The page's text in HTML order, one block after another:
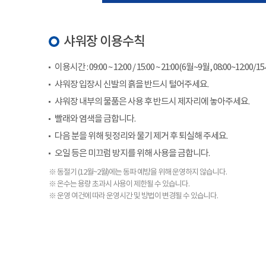
샤워장 이용수칙
이용시간 : 09:00 ~ 12:00 / 15:00 ~ 21:00(6월~9월, 08:00~12:00/
샤워장 입장시 신발의 흙을 반드시 털어주세요.
샤워장 내부의 물품은 사용 후 반드시 제자리에 놓아주세요.
빨래와 염색을 금합니다.
다음 분을 위해 뒷정리와 물기 제거 후 퇴실해 주세요.
오일 등은 미끄럼 방지를 위해 사용을 금합니다.
※ 동절기 (12월~2월)에는 동파 예방을 위해 운영하지 않습니다.
※ 온수는 용량 초과시 사용이 제한될 수 있습니다.
※ 운영 여건에 따라 운영시간 및 방법이 변경될 수 있습니다.